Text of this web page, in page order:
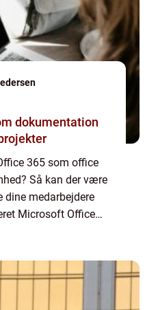
dokumentation
365 som office
Så kan der være
medarbejdere
Microsoft Office